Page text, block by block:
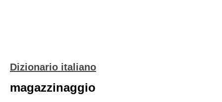
Dizionario italiano
magazzinaggio